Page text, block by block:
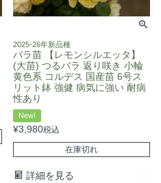
2025-26年新品種
バラ苗 【レモンシルエッタ】
(大苗) つるバラ 返り咲き 小輪
黄色系 コルデス 国産苗 6号ス
リット鉢 強健 病気に強い 耐病
性あり
New!
¥3,980税込
在庫切れ
詳細を見る